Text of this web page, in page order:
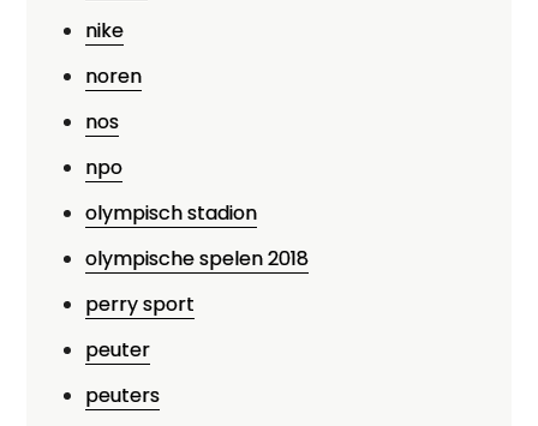
nike
noren
nos
npo
olympisch stadion
olympische spelen 2018
perry sport
peuter
peuters